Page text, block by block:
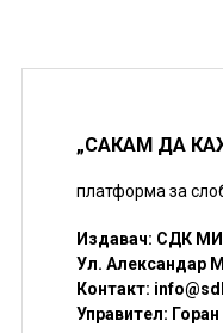
„САКАМ ДА
платформа за
Издавач: СДК
Ул. Александар
Контакт:
Управител: